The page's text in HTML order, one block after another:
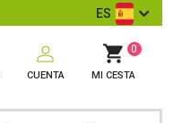
ES
CUENTA
0
MI CESTA